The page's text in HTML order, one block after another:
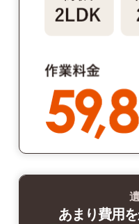
あまり費用